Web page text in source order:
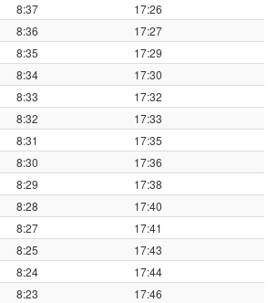
8:37
17:26
8:36
17:27
8:35
17:29
8:34
17:30
8:33
17:32
8:32
17:33
8:31
17:35
8:30
17:36
8:29
17:38
8:28
17:40
8:27
17:41
8:25
17:43
8:24
17:44
8:23 17:46